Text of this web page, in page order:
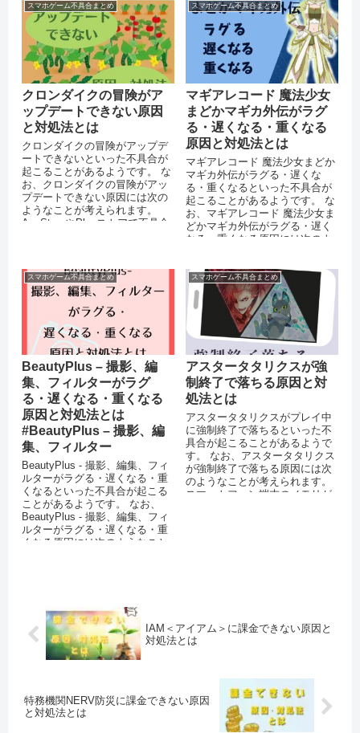
スマホゲーム不具合まとめ
クロンダイクの冒険がア
ップデートできない原因
と対処法とは
クロンダイクの冒険がアップデ
ートできないといった不具合が
起こることがあるようです。 な
お、クロンダイクの冒険がアッ
プデートできない原因には次の
ようなことが考えられます。
AppStoreやPlayストアで不具合
スマホゲーム不具合まとめ
マギアレコード 魔法少女
まどかマギカ外伝がラグ
る・遅くなる・重くなる
原因と対処法とは
マギアレコード 魔法少女まどか
マギカ外伝がラグる・遅くな
る・重くなるといった不具合が
起こることがあるようです。 な
お、マギアレコード 魔法少女ま
どかマギカ外伝がラグる・遅く
なる・重くなる原因には次のよ
スマホゲーム不具合まとめ
BeautyPlus – 撮影、編
集、フィルターがラグ
る・遅くなる・重くなる
原因と対処法とは
#BeautyPlus – 撮影、編
集、フィルター
BeautyPlus - 撮影、編集、フィ
ルターがラグる・遅くなる・重
くなるといった不具合が起こる
ことがあるようです。 なお、
BeautyPlus - 撮影、編集、フィ
ルターがラグる・遅くなる・重
くなる原因には次のようなこと
スマホゲーム不具合まとめ
アスタータタリクスが強
制終了で落ちる原因と対
処法とは
アスタータタリクスがプレイ中
に強制終了で落ちるといった不
具合が起こることがあるようで
す。 なお、アスタータタリクス
が強制終了で落ちる原因には次
のようなことが考えられます。
スマートフォン端末のメモリが
IAM＜アイアム＞に課金できない原因と
対処法とは
特務機関NERV防災に課金できない原因
と対処法とは